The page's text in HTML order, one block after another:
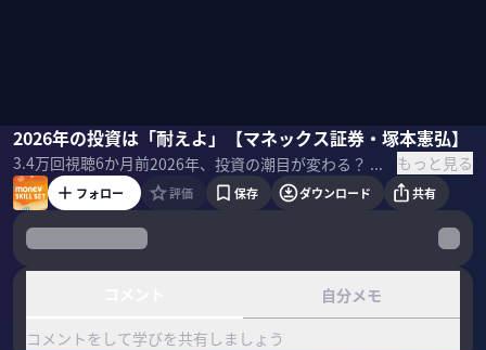
2026年の投資は「耐えよ」【マネックス証券・塚本憲弘】
3.4万回視聴6か月前 2026年、投資の潮目が変わる？ マネックス証券・塚本憲弘氏が提唱する「予測ではなく、耐える投資」の本質とは？ 「なんとなく投資」を卒業し、自分だけの「投資の軸」を再構築する。 ＜ゲスト＞ 塚本憲弘｜マネックス証券 執行役員 1978年生まれ。2001年一橋大学経済学部卒業後、経営学修士（ファイナンス）を取得。東京都市大学非常勤講師。国内信託銀行でキャリアを開始し、年金運用において、経済分析や投資戦略の策定、株式・債券・オルタナティブを含む各資産クラスへのアセットアロケーションおよびリバランス戦略に携わる。株式ファンドマネージャーとしての運用経験も有する。プライベートバンクにおいて、幅広い資産クラスを対象としたポートフォリオ分析・運用戦略の立案を担当。2021年にマネックス証券に入社し、2023年より現職。 著書「資産運用の論点2026」 もっと見る
りんたろー。（EXIT）塚本憲弘国山ハセン
フォロー 評価 保存 ダウンロード 共有
自分メモ
コメントをして学びを共有しましょう